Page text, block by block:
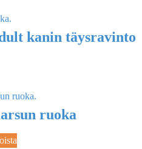
kanin täysravinto
ruoka